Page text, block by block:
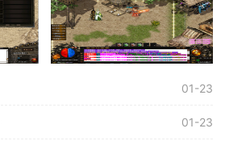
01-23
01-23